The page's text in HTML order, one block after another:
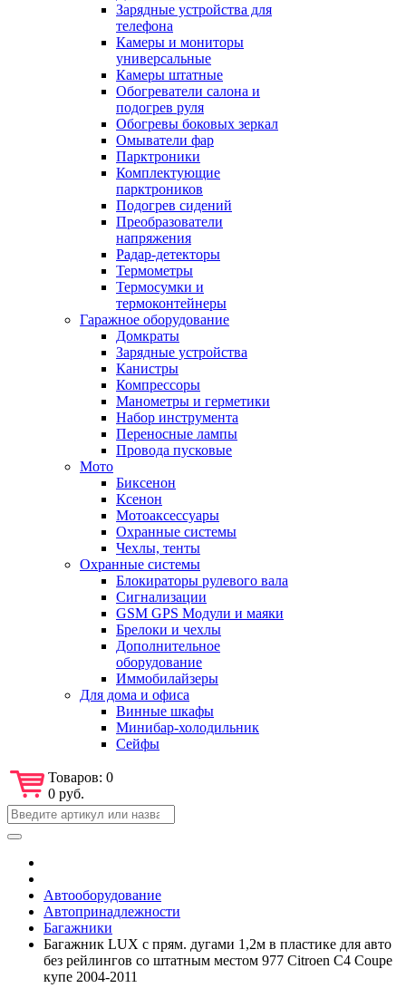
Зарядные устройства для
телефона
Камеры и мониторы
универсальные
Камеры штатные
Обогреватели салона и
подогрев руля
Обогревы боковых зеркал
Омыватели фар
Парктроники
Комплектующие
парктроников
Подогрев сидений
Преобразователи
напряжения
Радар-детекторы
Термометры
Термосумки и
термоконтейнеры
Гаражное оборудование
Домкраты
Зарядные устройства
Канистры
Компрессоры
Манометры и герметики
Набор инструмента
Переносные лампы
Провода пусковые
Мото
Биксенон
Ксенон
Мотоаксессуары
Охранные системы
Чехлы, тенты
Охранные системы
Блокираторы рулевого вала
Сигнализации
GSM GPS Модули и маяки
Брелоки и чехлы
Дополнительное
оборудование
Иммобилайзеры
Для дома и офиса
Винные шкафы
Минибар-холодильник
Сейфы
Товаров: 0
0 руб.
Автооборудование
Автопринадлежности
Багажники
Багажник LUX с прям. дугами 1,2м в пластике для авто
без рейлингов со штатным местом 977 Citroen С4 Coupe
купе 2004-2011